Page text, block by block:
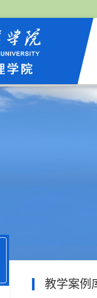
教学案例